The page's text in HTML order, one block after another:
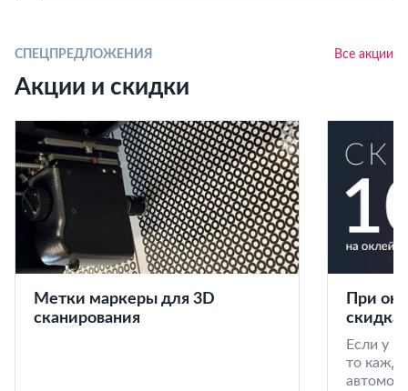
СПЕЦПРЕДЛОЖЕНИЯ Все акции
Акции и скидки
Метки маркеры для 3D
сканирования
При
скидка
Если у
то